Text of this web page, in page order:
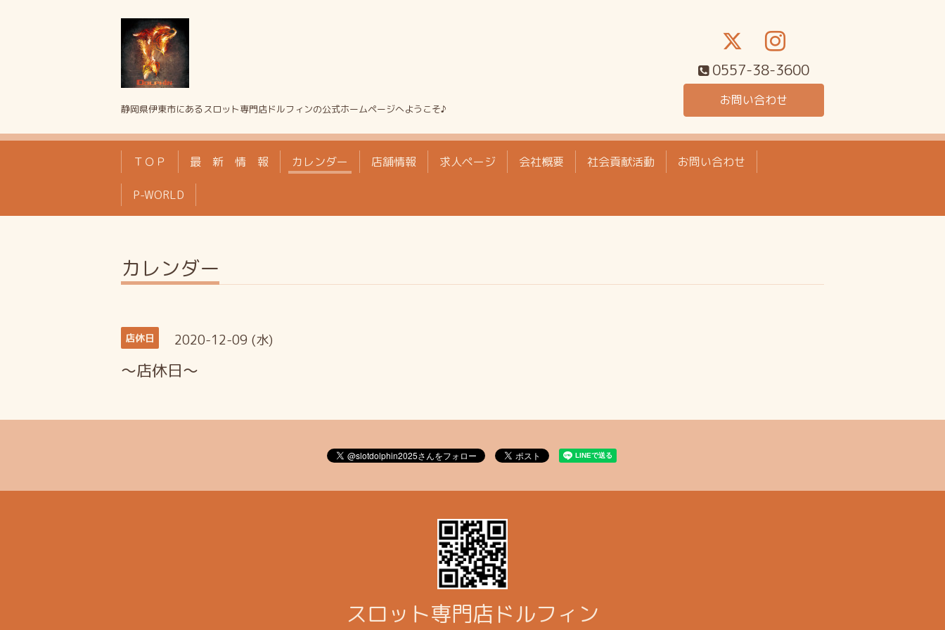
静岡県伊東市にあるスロット専門店ドルフィンの公式ホームページへようこそ♪
0557-38-3600
お問い合わせ
ＴＯＰ 最 新 情 報 カレンダー 店舗情報 求人ページ 会社概要 社会貢献活動 お問い合わせ
P-WORLD
カレンダー
店休日 2020-12-09 (水)
～店休日～
スロット専門店ドルフィン